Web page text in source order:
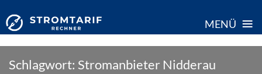
MENÜ ≡
Schlagwort: Stromanbieter Nidderau